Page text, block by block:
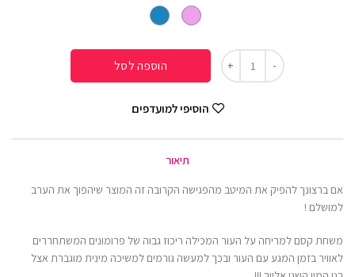
הוספה לסל
הוסיפי למועדפים
תיאור
אם ברצונך להפיק את המיטב מהפגישה הקרובה זה המוצר שיהפוך את הערב
למושלם !
משחת קסם למריחה על העור המכילה ריכוז גבוה של פרומונים המשתחררים
לאוויר בזמן המגע עם העור ובכך למעשה גורמים למשיכה מינית מוגברת אצל